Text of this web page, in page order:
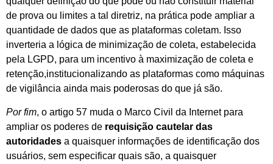
de prova ou limites a tal diretriz, na prática pode ampliar a
quantidade de dados que as plataformas coletam. Isso
inverteria a lógica de minimização de coleta, estabelecida
pela LGPD, para um incentivo à maximização de coleta e
retenção,institucionalizando as plataformas como máquinas
de vigilância ainda mais poderosas do que já são.
Por fim, o artigo 57 muda o Marco Civil da Internet para
ampliar os poderes de requisição cautelar das
autoridades a quaisquer informações de identificação dos
usuários, sem especificar quais são, a quaisquer